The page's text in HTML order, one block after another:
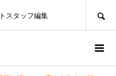
スタッフ編集